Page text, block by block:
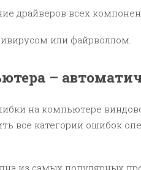
драйверов всех
или файрволлом.
–
на компьютере
все категории ошибок
из самых популярных